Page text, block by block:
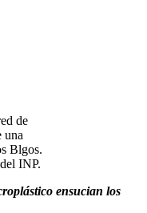
de
una
Blgos.
INP.
ensucian los